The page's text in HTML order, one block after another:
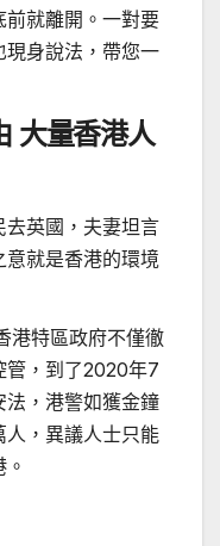
前就離開。一對要
身說法，帶您一
大量香港人
英國，夫妻坦言
就是香港的環境
港特區政府不僅徹
管，到了2020年7
法，港警如獲金鐘
，異議人士只能